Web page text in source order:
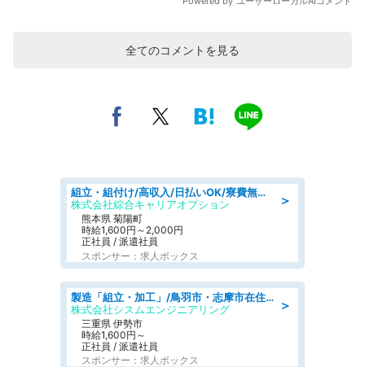
全てのコメントを見る
＞
組立・組付け/高収入/日払いOK/寮費無料/交替制/20・30・40代活躍中
株式会社綜合キャリアオプション
熊本県 菊陽町
時給1,600円～2,000円
正社員 / 派遣社員
スポンサー：求人ボックス
＞
製造「組立・加工」/鳥羽市・志摩市在住者も活躍中土日休み 製造サポート
株式会社シスムエンジニアリング
三重県 伊勢市
時給1,600円～
正社員 / 派遣社員
スポンサー：求人ボックス